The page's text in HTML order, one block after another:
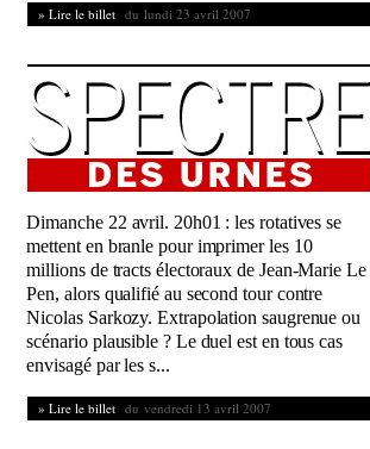
» Lire le billet du lundi 23 avril 2007
Dimanche 22 avril. 20h01 : les rotatives se
mettent en branle pour imprimer les 10
millions de tracts électoraux de Jean-Marie Le
Pen, alors qualifié au second tour contre
Nicolas Sarkozy. Extrapolation saugrenue ou
scénario plausible ? Le duel est en tous cas
envisagé par les s...
» Lire le billet du vendredi 13 avril 2007